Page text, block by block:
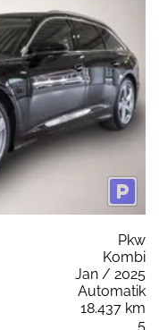
Pkw
Kombi
Jan / 2025
Automatik
18.437 km
5